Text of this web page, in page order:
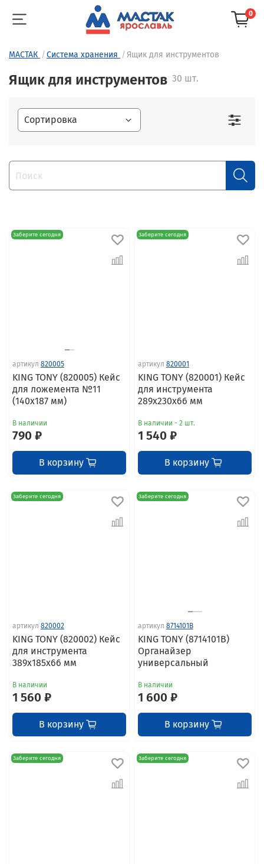
0
МАСТАК Система хранения Ящик для инструментов
Ящик для инструментов 30 шт.
Заберите сегодня
артикул 820005
KING TONY (820005) Кейс
для ложемента №11
(140х187 мм)
В наличии
790 ₽
В корзину
Заберите сегодня
артикул 820001
KING TONY (820001) Кейс
для инструмента
289х230х66 мм
В наличии - 2 шт.
1 540 ₽
В корзину
Заберите сегодня
артикул 820002
KING TONY (820002) Кейс
для инструмента
389х185х66 мм
В наличии
1 560 ₽
В корзину
Заберите сегодня
артикул 8714101B
KING TONY (8714101B)
Органайзер
универсальный
В наличии
1 600 ₽
В корзину
Заберите сегодня Заберите сегодня